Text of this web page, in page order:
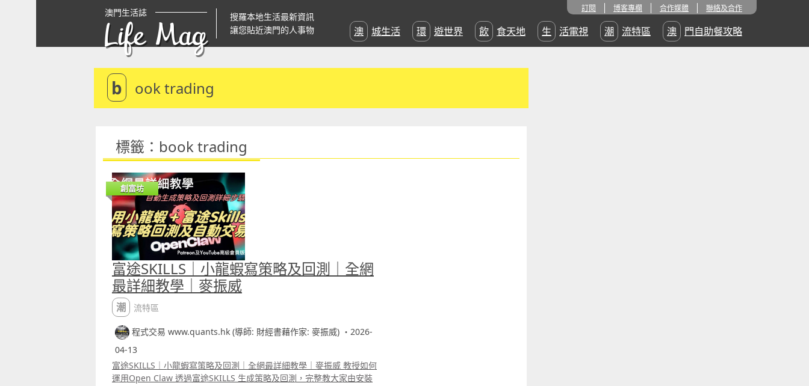
澳門生活誌
Life Mag
搜羅本地生活最新資訊
讓您貼近澳門的人事物
訂閱 博客專欄 合作媒體 聯絡及合作
澳城生活 環遊世界 飲食天地 生活電視 潮流特區 澳門自助餐攻略
b ook trading
標籤：book trading
創富坊
富途SKILLS｜小龍蝦寫策略及回測｜全網
最詳細教學｜麥振威
潮流特區
程式交易 www.quants.hk (導師: 財經書藉作家: 麥振威) ・2026-
04-13
富途SKILLS｜小龍蝦寫策略及回測｜全網最詳細教學｜麥振威 教授如何
運用Open Claw 透過富途SKILLS 生成策略及回測，完整教大家由安裝